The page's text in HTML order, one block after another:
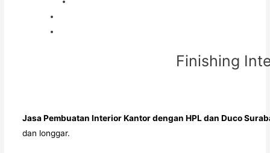
Finishing
Jasa Pembuatan Interior Kantor dengan HPL dan Duco
dan longgar.